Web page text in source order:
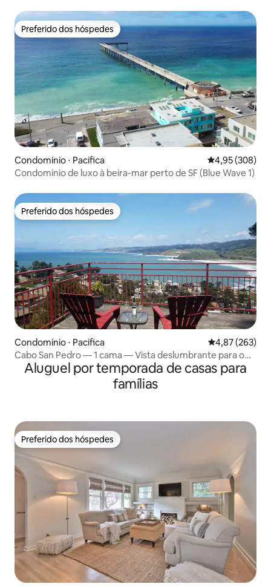
Preferido dos hóspedes
Preferido dos hóspedes
Condomínio ⋅ Pacifica 4,95 de uma
4,95 (308)
Condomínio de luxo à beira-mar perto de SF (Blue Wave 1)
Preferido dos hóspedes
Preferido dos hóspedes
Condomínio ⋅ Pacifica 4,87 de uma
4,87 (263)
Cabo San Pedro — 1 cama — Vista deslumbrante para o
mar
Aluguel por temporada de casas para
famílias
Preferido dos hóspedes
Preferido dos hóspedes